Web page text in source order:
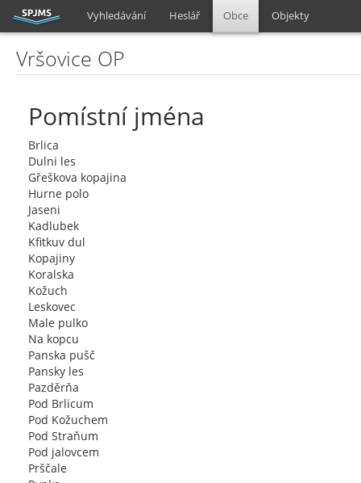
Vyhledávání Heslář Obce Objekty
Vršovice OP
Pomístní jména
Brlica
Dulni les
Gřeškova kopajina
Hurne polo
Jaseni
Kadlubek
Kfitkuv dul
Kopajiny
Koralska
Kožuch
Leskovec
Male pulko
Na kopcu
Panska pušč
Pansky les
Pazděrňa
Pod Brlicum
Pod Kožuchem
Pod Straňum
Pod jalovcem
Prščale